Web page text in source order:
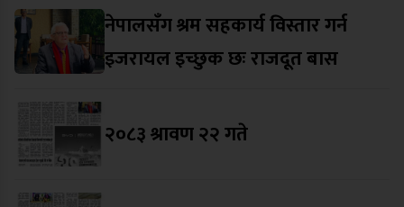
नेपालसँग श्रम सहकार्य विस्तार गर्न
इजरायल इच्छुक छः राजदूत बास
२०८३ श्रावण २२ गते